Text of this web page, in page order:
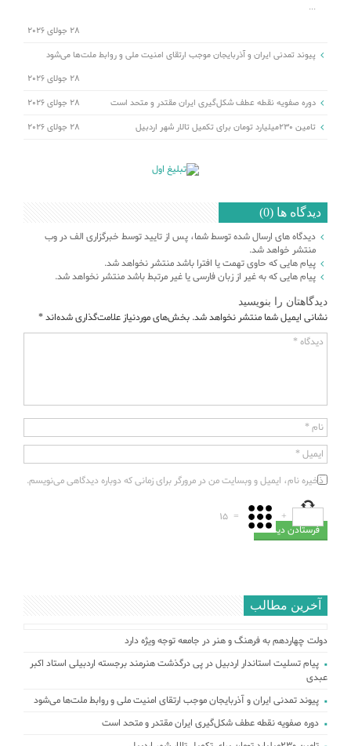
...
28 جولای 2026
پیوند تمدنی ایران و آذربایجان موجب ارتقای امنیت ملی و روابط ملت‌ها می‌شود
28 جولای 2026
دوره صفویه نقطه عطف شکل‌گیری ایران مقتدر و متحد است
28 جولای 2026
تامین ۲۳۰میلیارد تومان برای تکمیل تالار شهر اردبیل
28 جولای 2026
دیدگاه ها (0)
دیدگاه های ارسال شده توسط شما، پس از تایید توسط خبرگزاری الف در وب
منتشر خواهد شد.
پیام هایی که حاوی تهمت یا افترا باشد منتشر نخواهد شد.
پیام هایی که به غیر از زبان فارسی یا غیر مرتبط باشد منتشر نخواهد شد.
دیدگاهتان را بنویسید
نشانی ایمیل شما منتشر نخواهد شد. بخش‌های موردنیاز علامت‌گذاری شده‌اند*
دیدگاه *
نام *
ایمیل *
ذخیره نام، ایمیل و وبسایت من در مرورگر برای زمانی که دوباره دیدگاهی می‌نویسم.
+
=
15
آخرین مطالب
دولت چهاردهم به فرهنگ و هنر در جامعه توجه ویژه دارد
پیام تسلیت استاندار اردبیل در پی درگذشت هنرمند برجسته اردبیلی استاد اکبر
عبدی
پیوند تمدنی ایران و آذربایجان موجب ارتقای امنیت ملی و روابط ملت‌ها می‌شود
دوره صفویه نقطه عطف شکل‌گیری ایران مقتدر و متحد است